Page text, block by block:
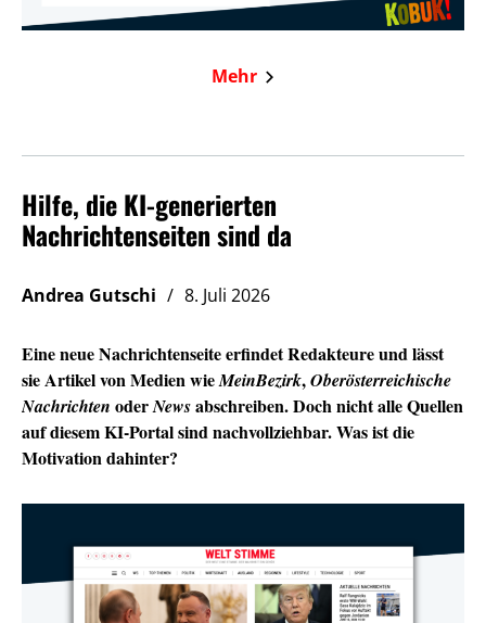
Mehr
Hilfe, die KI-generierten
Nachrichtenseiten sind da
Andrea Gutschi 8. Juli 2026
Eine neue Nachrichtenseite erfindet Redakteure und lässt
sie Artikel von Medien wieMeinBezirk,Oberösterreichische
Nachrichten oderNewsabschreiben. Doch nicht alle Quellen
auf diesem KI-Portal sind nachvollziehbar. Was ist die
Motivation dahinter?